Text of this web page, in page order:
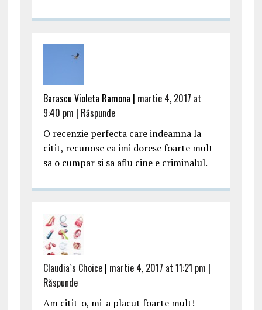
Barascu Violeta Ramona | martie 4, 2017 at
9:40 pm | Răspunde
O recenzie perfecta care indeamna la
citit, recunosc ca imi doresc foarte mult
sa o cumpar si sa aflu cine e criminalul.
Claudia`s Choice| martie 4, 2017 at 11:21 pm |
Răspunde
Am citit-o, mi-a placut foarte mult!